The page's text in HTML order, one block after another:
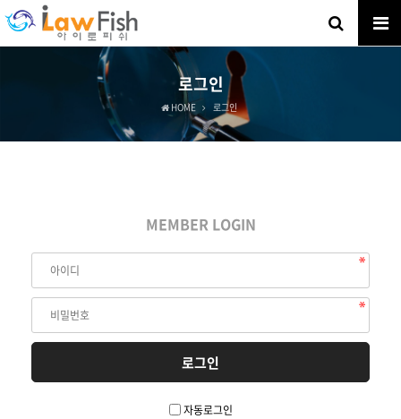
로그인
HOME 로그인
MEMBER LOGIN
자동로그인